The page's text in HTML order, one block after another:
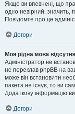
Якщо ви впевнені, що
одно невірний, значить,
Повідомте про це
Догори
Моя рідна мова
Адміністратор не
не переклав phpBB на
може він встановити
пакета не існує, то ви
Додаткову інформацію
Догори